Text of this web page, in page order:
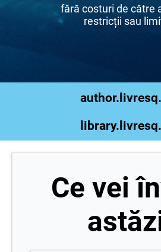
fără costuri de către
restricții sau
Ce vei